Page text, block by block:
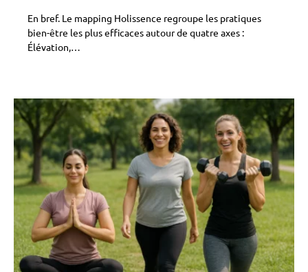
En bref. Le mapping Holissence regroupe les pratiques
bien-être les plus efficaces autour de quatre axes :
Élévation,…